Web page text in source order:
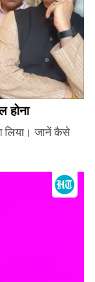
होना
लिया। जानें कैसे